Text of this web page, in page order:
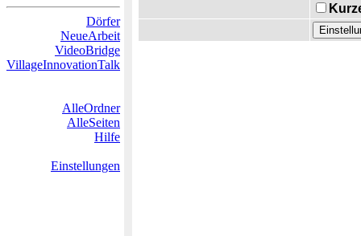
Dörfer
NeueArbeit
VideoBridge
VillageInnovationTalk
AlleOrdner
AlleSeiten
Hilfe
Einstellungen